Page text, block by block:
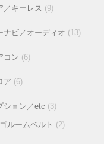
／キーレス (9)
ナビ／オーディオ (13)
コン (6)
ア (6)
ション／etc (3)
ルームベルト (2)